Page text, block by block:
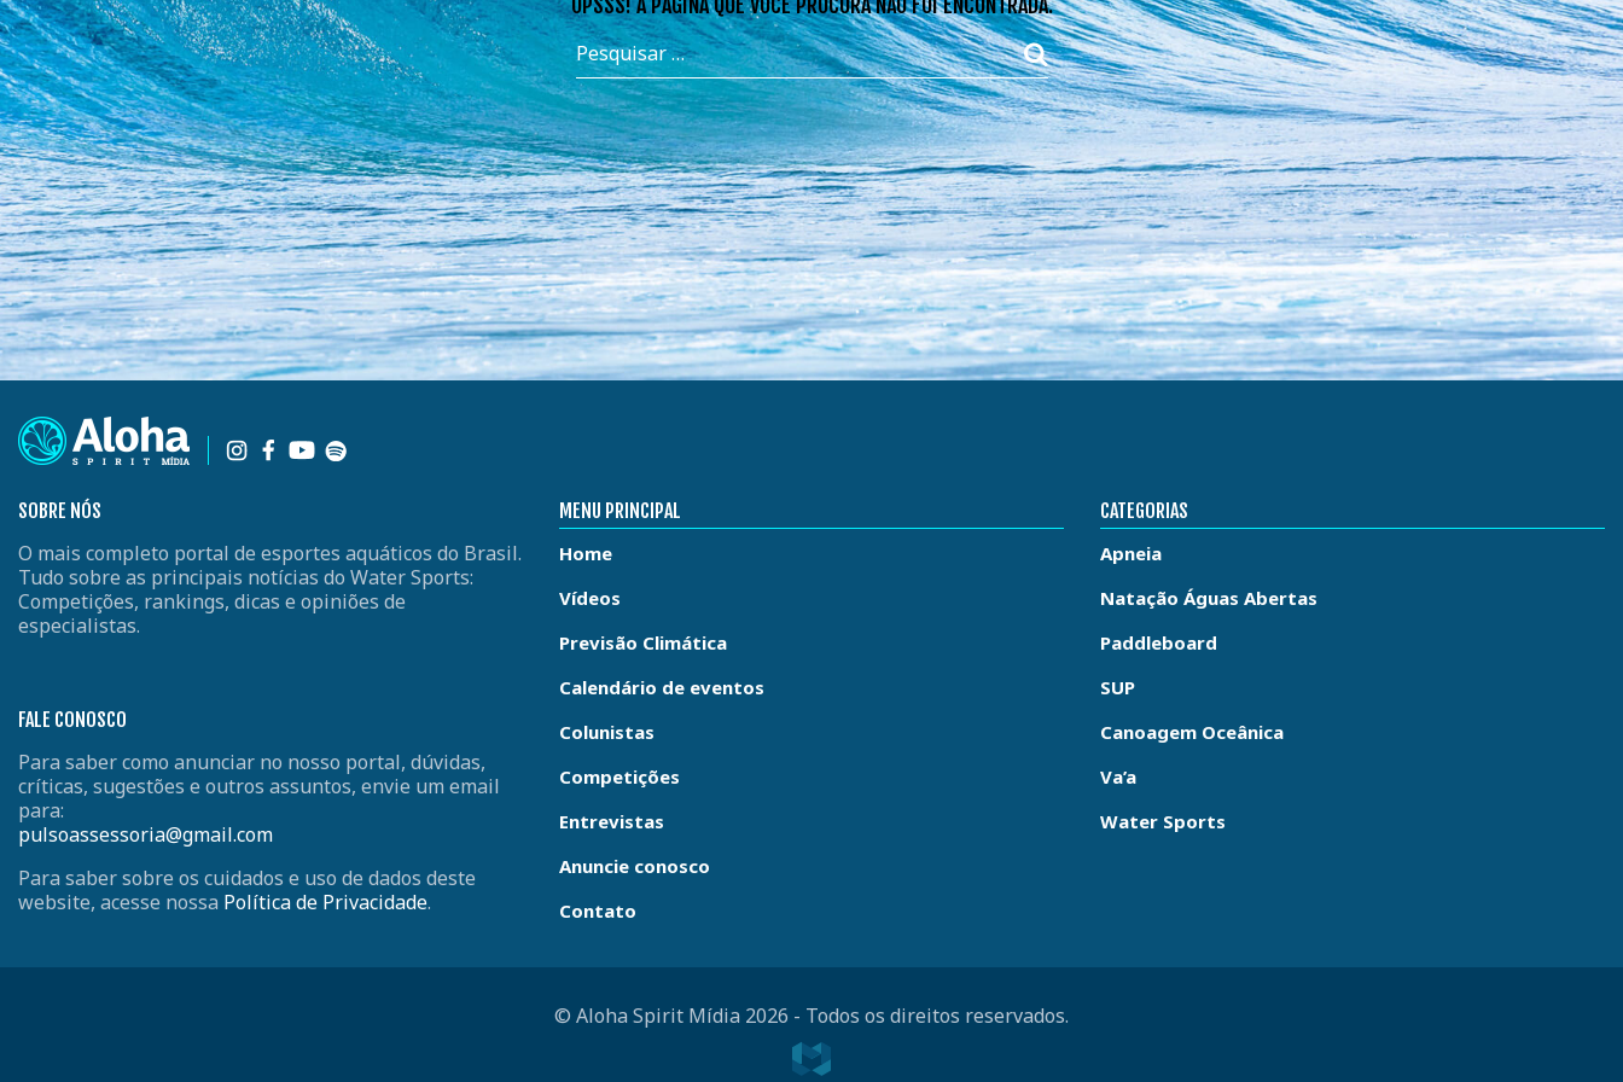
SOBRE NÓS
O mais completo portal de esportes aquáticos do Brasil.
Tudo sobre as principais notícias do Water Sports:
Competições, rankings, dicas e opiniões de
especialistas.
FALE CONOSCO
Para saber como anunciar no nosso portal, dúvidas,
críticas, sugestões e outros assuntos, envie um email
para:
pulsoassessoria@gmail.com
Para saber sobre os cuidados e uso de dados deste
website, acesse nossa Política de Privacidade.
MENU PRINCIPAL
Home
Vídeos
Previsão Climática
Calendário de eventos
Colunistas
Competições
Entrevistas
Anuncie conosco
Contato
CATEGORIAS
Apneia
Natação Águas Abertas
Paddleboard
SUP
Canoagem Oceânica
Va’a
Water Sports
© Aloha Spirit Mídia 2026 - Todos os direitos reservados.